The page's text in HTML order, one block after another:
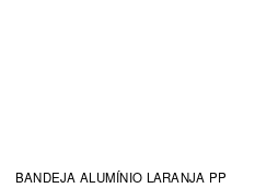
BANDEJA ALUMÍNIO LARANJA PP